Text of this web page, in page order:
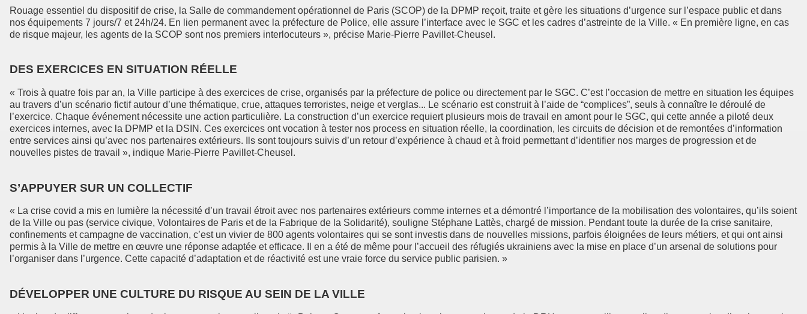
Rouage essentiel du dispositif de crise, la Salle de commandement opérationnel de Paris (SCOP) de la DPMP reçoit, traite et gère les situations d’urgence sur l’espace public et dans
nos équipements 7 jours/7 et 24h/24. En lien permanent avec la préfecture de Police, elle assure l’interface avec le SGC et les cadres d’astreinte de la Ville. « En première ligne, en cas
de risque majeur, les agents de la SCOP sont nos premiers interlocuteurs », précise Marie-Pierre Pavillet-Cheusel.
DES EXERCICES EN SITUATION RÉELLE
« Trois à quatre fois par an, la Ville participe à des exercices de crise, organisés par la préfecture de police ou directement par le SGC. C’est l’occasion de mettre en situation les équipes
au travers d’un scénario fictif autour d’une thématique, crue, attaques terroristes, neige et verglas... Le scénario est construit à l’aide de “complices”, seuls à connaître le déroulé de
l’exercice. Chaque événement nécessite une action particulière. La construction d’un exercice requiert plusieurs mois de travail en amont pour le SGC, qui cette année a piloté deux
exercices internes, avec la DPMP et la DSIN. Ces exercices ont vocation à tester nos process en situation réelle, la coordination, les circuits de décision et de remontées d’information
entre services ainsi qu’avec nos partenaires extérieurs. Ils sont toujours suivis d’un retour d’expérience à chaud et à froid permettant d’identifier nos marges de progression et de
nouvelles pistes de travail », indique Marie-Pierre Pavillet-Cheusel.
S’APPUYER SUR UN COLLECTIF
« La crise covid a mis en lumière la nécessité d’un travail étroit avec nos partenaires extérieurs comme internes et a démontré l’importance de la mobilisation des volontaires, qu’ils soient
de la Ville ou pas (service civique, Volontaires de Paris et de la Fabrique de la Solidarité), souligne Stéphane Lattès, chargé de mission. Pendant toute la durée de la crise sanitaire,
confinements et campagne de vaccination, c’est un vivier de 800 agents volontaires qui se sont investis dans de nouvelles missions, parfois éloignées de leurs métiers, et qui ont ainsi
permis à la Ville de mettre en œuvre une réponse adaptée et efficace. Il en a été de même pour l’accueil des réfugiés ukrainiens avec la mise en place d’un arsenal de solutions pour
l’organiser dans l’urgence. Cette capacité d’adaptation et de réactivité est une vraie force du service public parisien. »
DÉVELOPPER UNE CULTURE DU RISQUE AU SEIN DE LA VILLE